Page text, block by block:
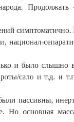
и было слышно
сало и т.д. и
пассивны,
Но основная